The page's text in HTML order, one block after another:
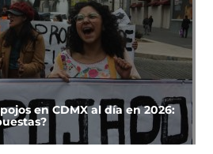
en CDMX al día en 2026: